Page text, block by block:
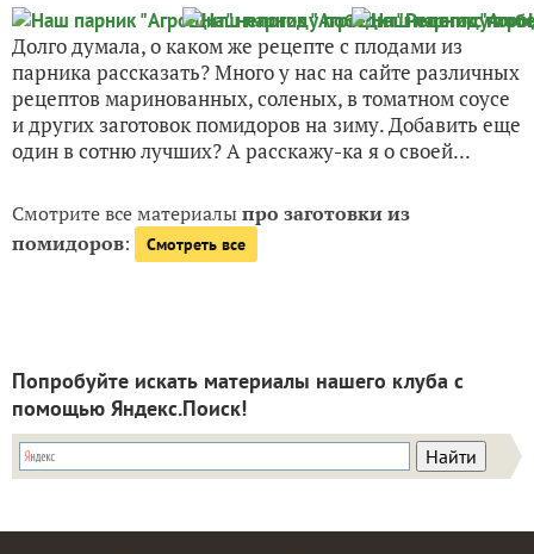
Долго думала, о каком же рецепте с плодами из
парника рассказать? Много у нас на сайте различных
рецептов маринованных, соленых, в томатном соусе
и других заготовок помидоров на зиму. Добавить еще
один в сотню лучших? А расскажу-ка я о своей...
Смотрите все материалыпро заготовки из
помидоров: Смотреть все
Попробуйте искать материалы нашего клуба с
помощью Яндекс.Поиск!